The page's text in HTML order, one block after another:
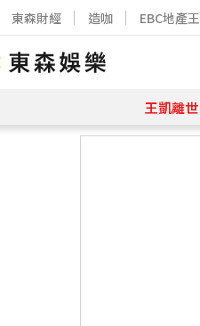
東森財經 造咖 EBC地產王
王凱離世